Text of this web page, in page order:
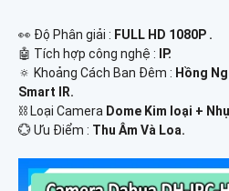
️👀 Độ Phân giải : FULL HD 1080P .
🤖️ Tích hợp công nghệ :
IP.
🔅 Khoảng Cách Ban Đêm : Hồng
Smart IR.
⛓ Loại Camera Dome Kim loại +
️💮 Ưu Điểm : Thu Âm Và Loa.